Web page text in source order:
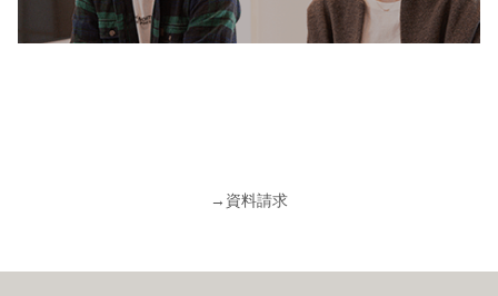
→ 資料請求